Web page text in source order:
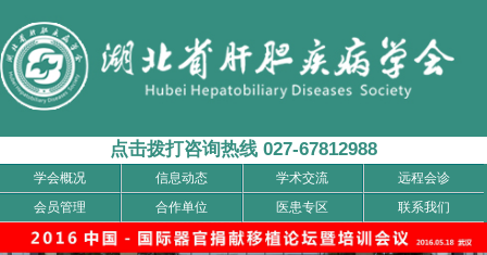
点击拨打咨询热线 027-67812988
学会概况 信息动态 学术交流
远程会诊
会员管理
合作单位 医患专区 联系我们